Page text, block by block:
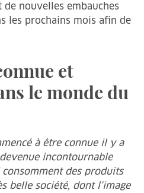
nouvelles embauches
les prochains mois afin de
et
le monde du
à être connue il y a
incontournable
des produits
belle société, dont l’image